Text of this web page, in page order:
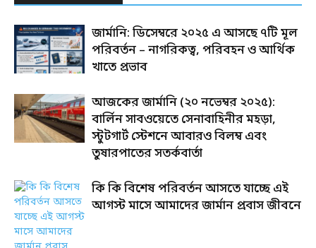
জার্মানি: ডিসেম্বরে ২০২৫ এ আসছে ৭টি মূল
পরিবর্তন – নাগরিকত্ব, পরিবহন ও আর্থিক
খাতে প্রভাব
আজকের জার্মানি (২০ নভেম্বর ২০২৫):
বার্লিন সাবওয়েতে সেনাবাহিনীর মহড়া,
স্টুটগার্ট স্টেশনে আবারও বিলম্ব এবং
তুষারপাতের সতর্কবার্তা
কি কি বিশেষ পরিবর্তন আসতে যাচ্ছে এই
আগস্ট মাসে আমাদের জার্মান প্রবাস জীবনে